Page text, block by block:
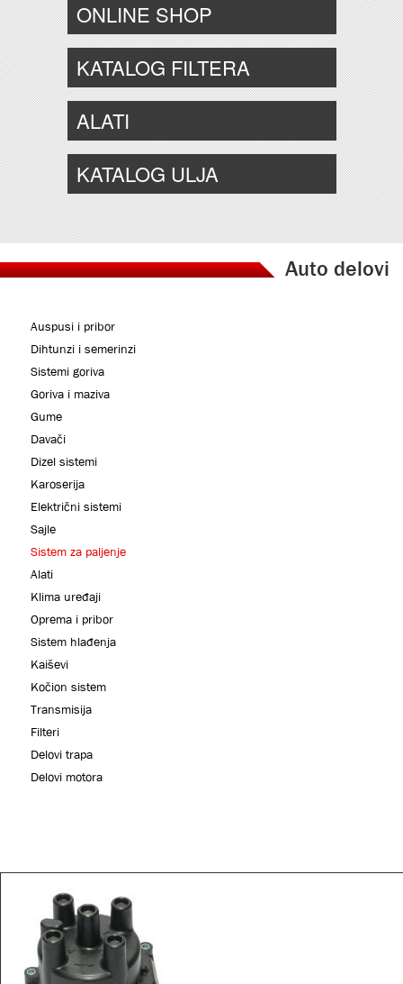
ONLINE SHOP
KATALOG FILTERA
ALATI
KATALOG ULJA
Auto delovi
Auspusi i pribor
Dihtunzi i semerinzi
Sistemi goriva
Goriva i maziva
Gume
Davači
Dizel sistemi
Karoserija
Električni sistemi
Sajle
Sistem za paljenje
Alati
Klima uređaji
Oprema i pribor
Sistem hlađenja
Kaiševi
Kočion sistem
Transmisija
Filteri
Delovi trapa
Delovi motora